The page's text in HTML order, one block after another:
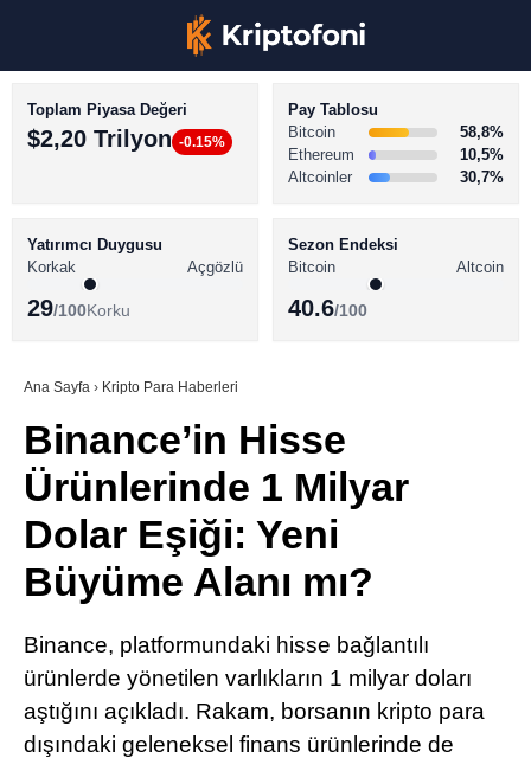
TikTok
Telegram
BİTCOİN HABERLERİ
ALTCOİN HABERLERİ
SÖZLÜK
Toplam Piyasa Değeri
$2,20 Trilyon -0.15%
Pay Tablosu
Bitcoin
58,8%
Ethereum
10,5%
Altcoinler
30,7%
Yatırımcı Duygusu
Korkak
Açgözlü
29/100Korku
Sezon Endeksi
Bitcoin
Altcoin
40.6/100
Ana Sayfa › Kripto Para Haberleri
Binance’in Hisse
Ürünlerinde 1 Milyar
Dolar Eşiği: Yeni
Büyüme Alanı mı?
Binance, platformundaki hisse bağlantılı
ürünlerde yönetilen varlıkların 1 milyar doları
aştığını açıkladı. Rakam, borsanın kripto para
dışındaki geleneksel finans ürünlerinde de